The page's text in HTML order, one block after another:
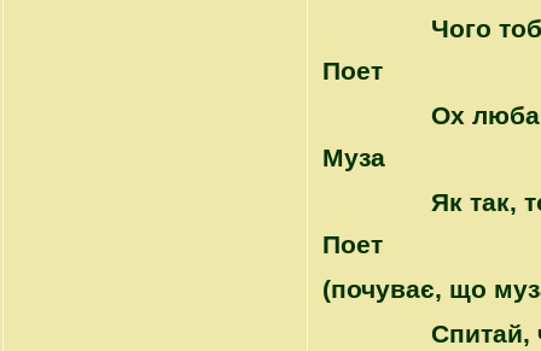
Чого
Поет
Ох
Муза
Як так,
Поет
(почуває, що
Спитай,